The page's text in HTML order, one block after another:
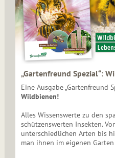
„Gartenfreund Spezial“:
Eine Ausgabe „Gartenfreund
Wildbienen!
Alles Wissenswerte zu den
schützenswerten Insekten.
unterschiedlichen Arten bis
man ihnen im eigenen